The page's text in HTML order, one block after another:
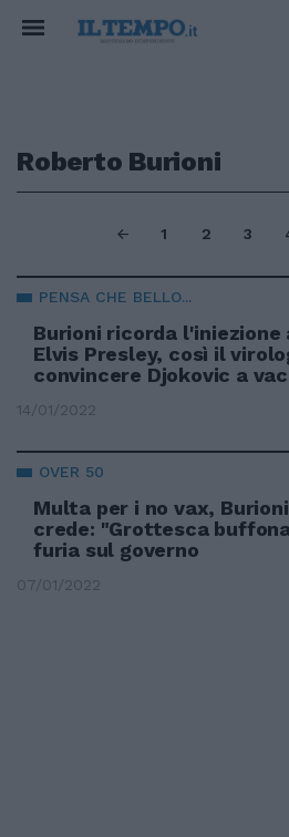
Roberto Burioni
1 2 3
PENSA CHE BELLO...
Burioni ricorda l'iniezione
Elvis Presley, così il
convincere Djokovic a
14/01/2022
OVER 50
Multa per i no vax,
crede: "Grottesca
furia sul governo
07/01/2022